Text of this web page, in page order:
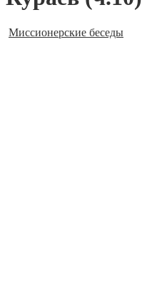
Миссионерские беседы